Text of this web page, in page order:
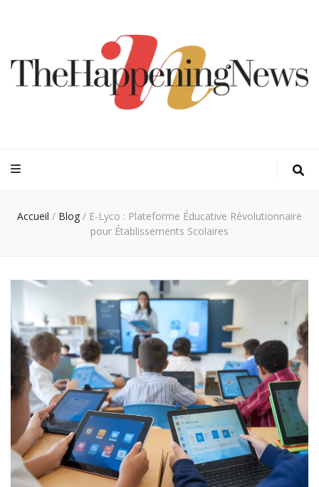
Accueil / Blog / E-Lyco : Plateforme Éducative Révolutionnaire
pour Établissements Scolaires